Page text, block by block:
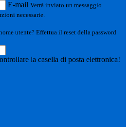
E-mail Verrà inviato un messaggio
necessarie.
utente? Effettua il reset della password
la casella di posta elettronica!